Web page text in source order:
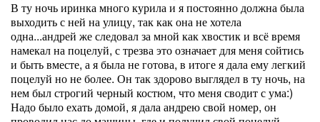
В ту ночь иринка много курила и я постоянно должна была
выходить с ней на улицу, так как она не хотела
одна...андрей же следовал за мной как хвостик и всё время
намекал на поцелуй, с трезва это означает для меня сойтись
и быть вместе, а я была не готова, в итоге я дала ему легкий
поцелуй но не более. Он так здорово выглядел в ту ночь, на
нем был строгий черный костюм, что меня сводит с ума:)
Надо было ехать домой, я дала андрею свой номер, он